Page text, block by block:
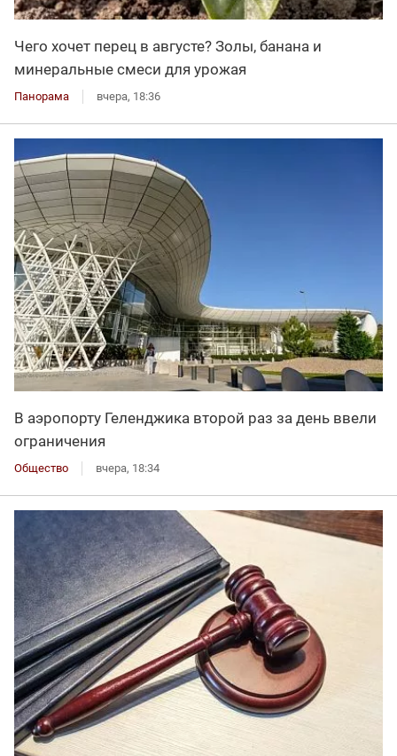
Чего хочет перец в августе? Золы, банана и
минеральные смеси для урожая
Панорама вчера, 18:36
В аэропорту Геленджика второй раз за день ввели
ограничения
Общество вчера, 18:34